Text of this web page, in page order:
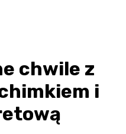
chwile z
i